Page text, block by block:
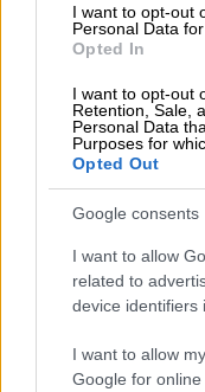
I want to opt-out
Personal Data
Opted In
I want to opt-out
Retention, Sale,
Personal Data
Purposes for
Opted Out
Google consents
I want to allow
related to
device identifiers
I want to allow
Google for
τις πρώτες
δυστυχήματος.
Αυτό που
αρμόδιους
εμείς ένα
ασφάλεια αυτή
Αυτό που
γίνουν δύο
σκληροί
υπάρχει
ολοκληρωθεί
κλωνοποίηση